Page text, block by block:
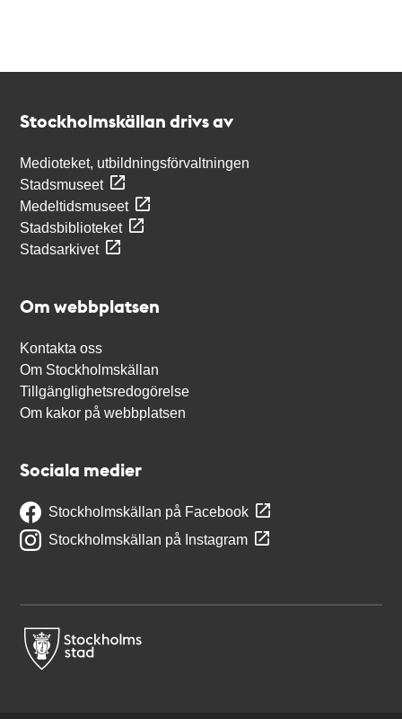
Stockholmskällan drivs av
Medioteket, utbildningsförvaltningen
Stadsmuseet
Medeltidsmuseet
Stadsbiblioteket
Stadsarkivet
Om webbplatsen
Kontakta oss
Om Stockholmskällan
Tillgänglighetsredogörelse
Om kakor på webbplatsen
Sociala medier
Stockholmskällan på Facebook
Stockholmskällan på Instagram